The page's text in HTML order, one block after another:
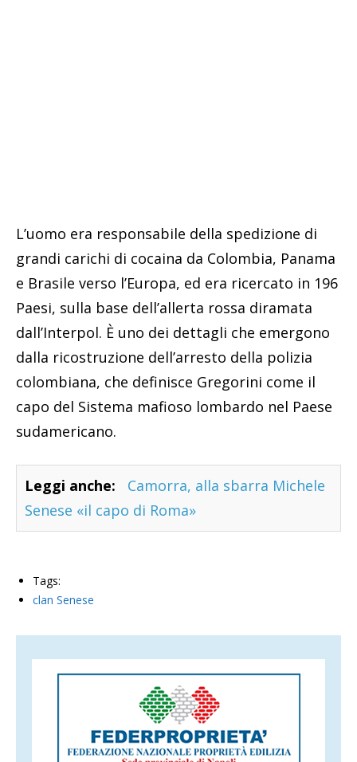
L’uomo era responsabile della spedizione di
grandi carichi di cocaina da Colombia, Panama
e Brasile verso l’Europa, ed era ricercato in 196
Paesi, sulla base dell’allerta rossa diramata
dall’Interpol. È uno dei dettagli che emergono
dalla ricostruzione dell’arresto della polizia
colombiana, che definisce Gregorini come il
capo del Sistema mafioso lombardo nel Paese
sudamericano.
Leggi anche:
Camorra, alla sbarra Michele
Senese «il capo di Roma»
Tags:
clan Senese